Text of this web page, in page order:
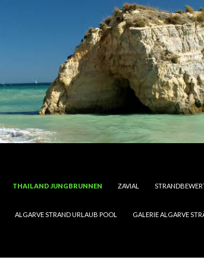
THAILAND JUNGBRUNNEN ZAVIAL
ALGARVE STRAND URLAUB POOL GALERIE ALGARVE